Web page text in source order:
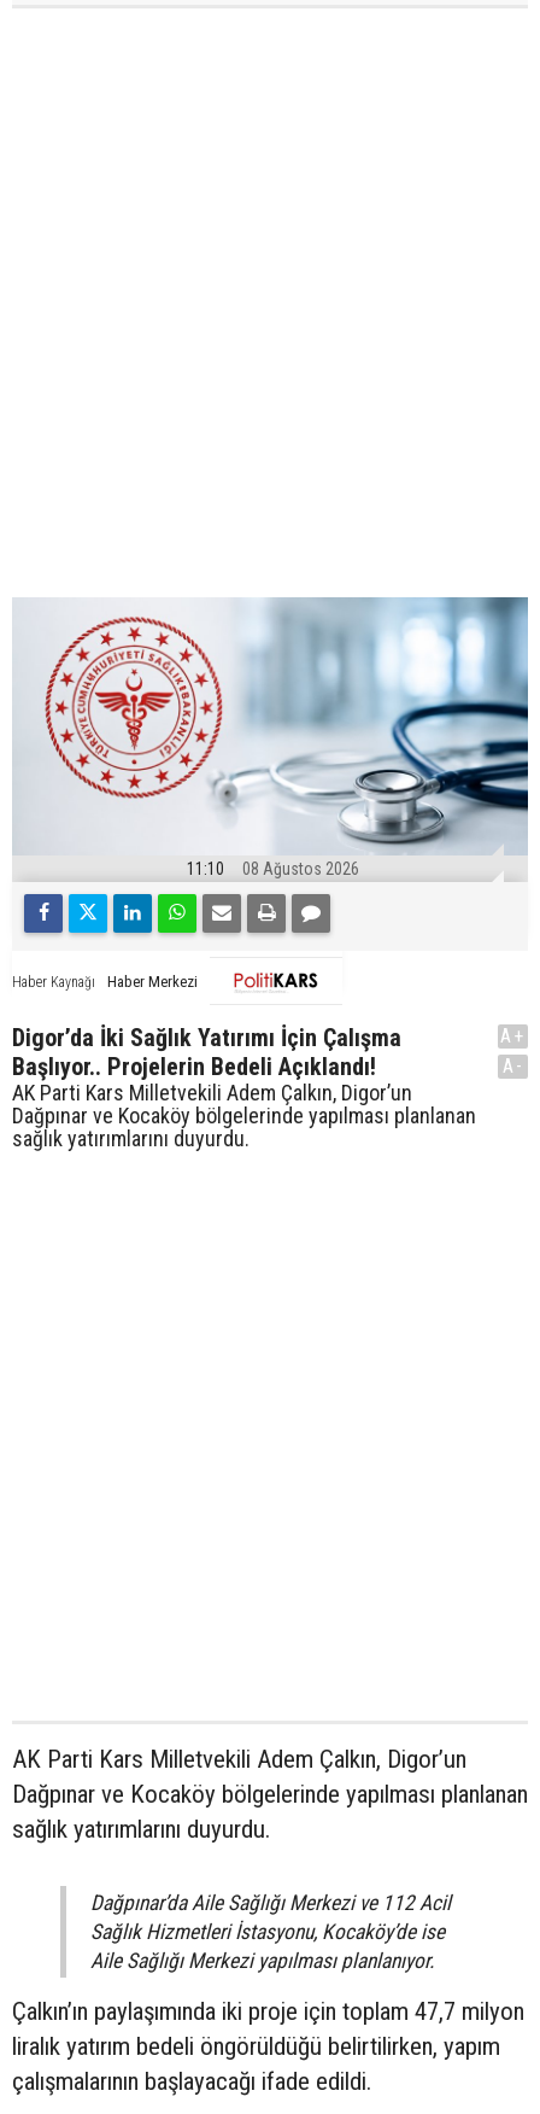
11:10 08 Ağustos 2026
Haber Kaynağı Haber Merkezi
Digor’da İki Sağlık Yatırımı İçin Çalışma
Başlıyor.. Projelerin Bedeli Açıklandı!
AK Parti Kars Milletvekili Adem Çalkın, Digor’un
Dağpınar ve Kocaköy bölgelerinde yapılması planlanan
sağlık yatırımlarını duyurdu.
A+
A-
AK Parti Kars Milletvekili Adem Çalkın, Digor’un
Dağpınar ve Kocaköy bölgelerinde yapılması planlanan
sağlık yatırımlarını duyurdu.
Dağpınar’da Aile Sağlığı Merkezi ve 112 Acil
Sağlık Hizmetleri İstasyonu, Kocaköy’de ise
Aile Sağlığı Merkezi yapılması planlanıyor.
Çalkın’ın paylaşımında iki proje için toplam 47,7 milyon
liralık yatırım bedeli öngörüldüğü belirtilirken, yapım
çalışmalarının başlayacağı ifade edildi.